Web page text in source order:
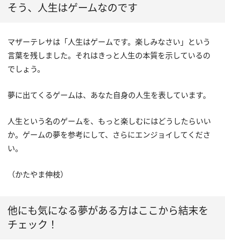
そう、人生はゲームなのです
マザーテレサは「人生はゲームです。楽しみなさい」という
言葉を残しました。それはきっと人生の本質を示しているの
でしょう。
夢に出てくるゲームは、あなた自身の人生を表しています。
人生という名のゲームを、もっと楽しむにはどうしたらいい
か。ゲームの夢を参考にして、さらにエンジョイしてくださ
い。
（かたやま伸枝）
他にも気になる夢がある方はここから結末を
チェック！